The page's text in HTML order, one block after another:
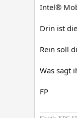
Intel®
Drin ist
Rein soll
Was sagt
FP